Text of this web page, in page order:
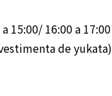
15:00/ 16:00 a 17:00
de yukata)